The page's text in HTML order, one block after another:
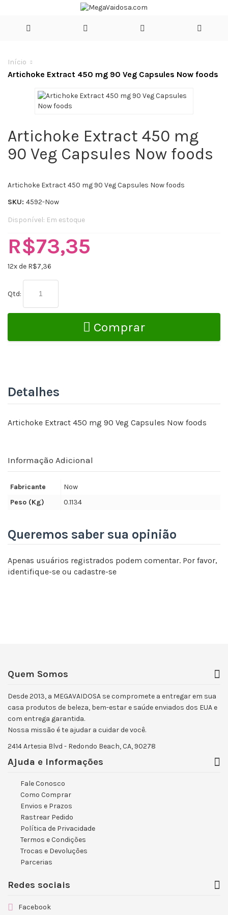
Início
Artichoke Extract 450 mg 90 Veg Capsules Now foods
Artichoke Extract 450 mg
90 Veg Capsules Now foods
Artichoke Extract 450 mg 90 Veg Capsules Now foods
SKU: 4592-Now
Disponível: Em estoque
R$73,35
12x de R$7,36
Qtd:
Comprar
Detalhes
Artichoke Extract 450 mg 90 Veg Capsules Now foods
Informação Adicional
Fabricante
Now
Peso (Kg)
0.1134
Queremos saber sua opinião
Apenas usuários registrados podem comentar. Por favor,
identifique-se ou cadastre-se
Quem Somos
Desde 2013, a MEGAVAIDOSA se compromete a entregar em sua
casa produtos de beleza, bem-estar e saúde enviados dos EUA e
com entrega garantida.
Nossa missão é te ajudar a cuidar de você.
2414 Artesia Blvd - Redondo Beach, CA, 90278
Ajuda e Informações
Fale Conosco
Como Comprar
Envios e Prazos
Rastrear Pedido
Política de Privacidade
Termos e Condições
Trocas e Devoluções
Parcerias
Redes sociais
Facebook